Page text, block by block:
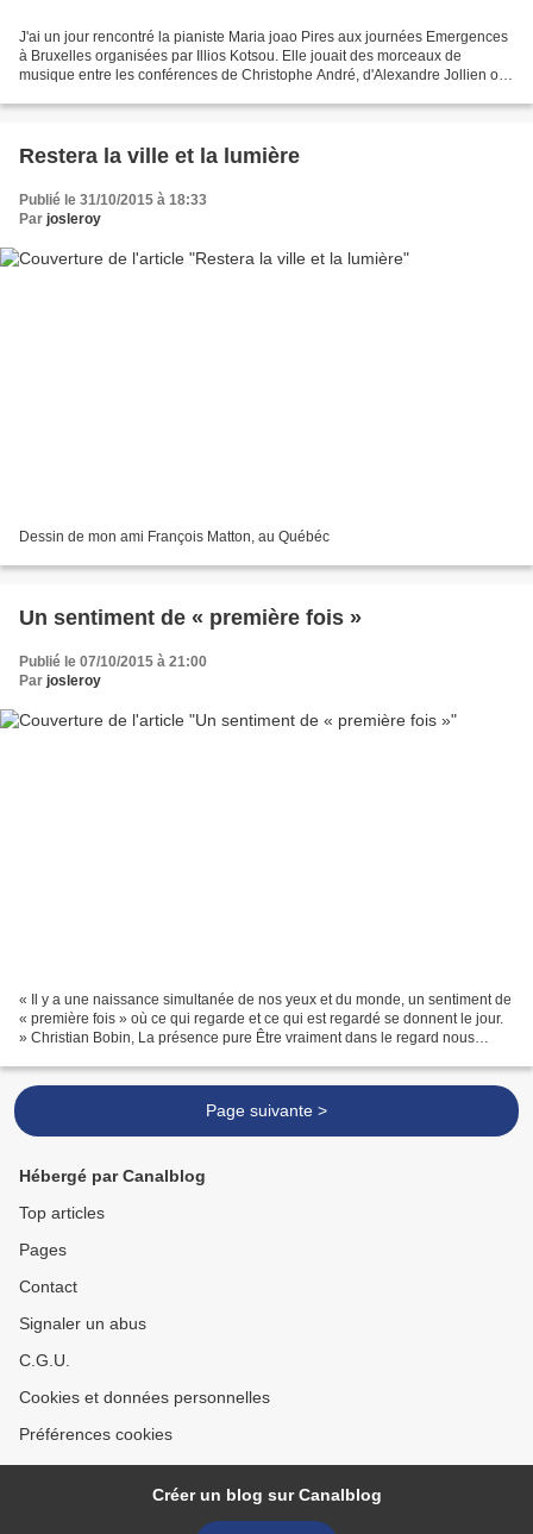
J'ai un jour rencontré la pianiste Maria joao Pires aux journées Emergences
à Bruxelles organisées par Illios Kotsou. Elle jouait des morceaux de
musique entre les conférences de Christophe André, d'Alexandre Jollien ou
Restera la ville et la lumière
Publié le 31/10/2015 à 18:33
Par josleroy
Dessin de mon ami François Matton, au Québéc
Un sentiment de « première fois »
Publié le 07/10/2015 à 21:00
Par josleroy
« Il y a une naissance simultanée de nos yeux et du monde, un sentiment de
« première fois » où ce qui regarde et ce qui est regardé se donnent le jour.
» Christian Bobin, La présence pure Être vraiment dans le regard nous
Page suivante >
Hébergé par Canalblog
Top articles
Pages
Contact
Signaler un abus
C.G.U.
Cookies et données personnelles
Préférences cookies
Créer un blog sur Canalblog